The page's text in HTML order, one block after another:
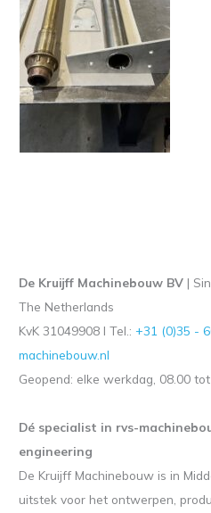
De Kruijff Machinebouw BV |
The Netherlands
KvK 31049908 l Tel.: +31 (0)35 -
machinebouw.nl
Geopend: elke werkdag, 08.00
Dé specialist in rvs-
engineering
De Kruijff Machinebouw is in
uitstek voor het ontwerpen,